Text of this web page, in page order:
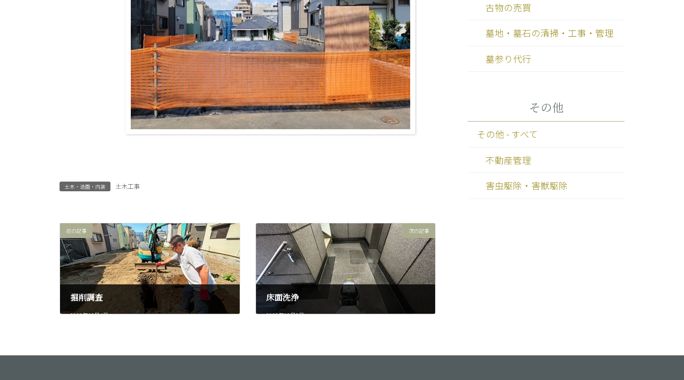
土木・造園・内装 土木工事
前の記事
掘削調査
2023年12月4日
次の記事
床面洗浄
2023年12月5日
古物の売買
墓地・墓石の清掃・工事・管理
墓参り代行
その他
その他 - すべて
不動産管理
害虫駆除・害獣駆除